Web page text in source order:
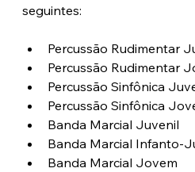
seguintes:
Percussão Rudimentar
Percussão Rudimentar
Percussão Sinfônica
Percussão Sinfônica
Banda Marcial Juvenil
Banda Marcial Infanto-
Banda Marcial Jovem